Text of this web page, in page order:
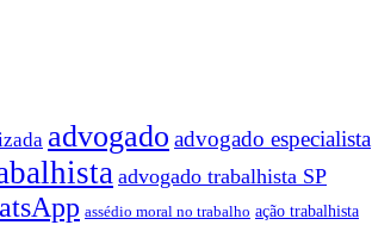
advogado advogado especialista
advogado trabalhista SP
assédio moral no trabalho ação trabalhista